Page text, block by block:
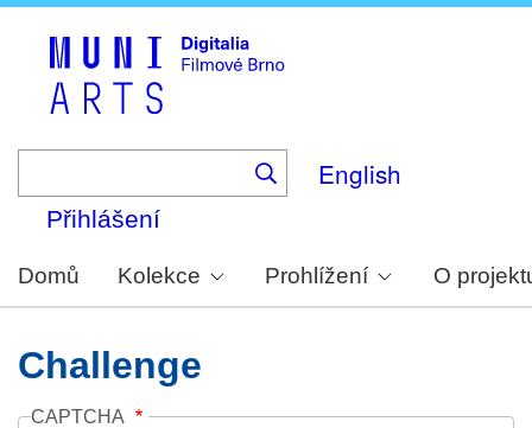
English
Přihlášení
Domů Kolekce Prohlížení O
Challenge
CAPTCHA